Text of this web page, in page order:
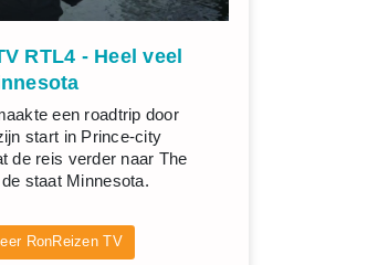
RTL4 - Heel veel
een roadtrip door
start in Prince-city
de reis verder naar The
staat Minnesota.
RonReizen TV